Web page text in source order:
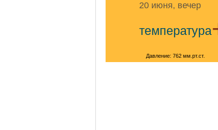
20 июня, вечер
температура
Давление: 762 мм.рт.ст.